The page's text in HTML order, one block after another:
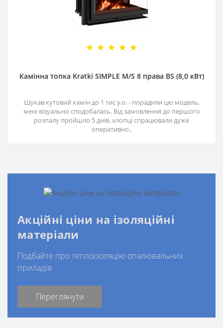
Камінна топка Kratki SIMPLE M/S 8 права BS (8,0 кВт)
Шукав кутовий камін до 1 тис у.о. - порадили цю модель,
мені візуально сподобалась. Від замовлення до першого
розпалу пройшло 5 днів, хлопці спрацювали дуже
оперативно..
Акційні ціни на ізоляційні
матеріали
Подбайте про теплоізоляцію опалювальних
приладів
Переглянути